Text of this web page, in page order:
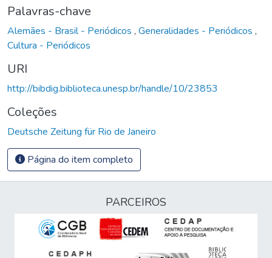
Palavras-chave
Alemães - Brasil - Periódicos , Generalidades - Periódicos ,
Cultura - Periódicos
URI
http://bibdig.biblioteca.unesp.br/handle/10/23853
Coleções
Deutsche Zeitung für Rio de Janeiro
Página do item completo
PARCEIROS